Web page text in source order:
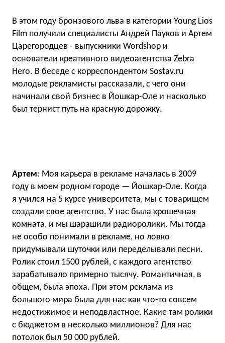
В этом году бронзового льва в категории Young Lios
Film получили специалисты Андрей Пауков и Артем
Царегородцев - выпускники Wordshop и
основатели креативного видеоагентства Zebra
Hero. В беседе с корреспондентом Sostav.ru
молодые рекламисты рассказали, с чего они
начинали свой бизнес в Йошкар-Оле и насколько
был тернист путь на красную дорожку.
Артем: Моя карьера в рекламе началась в 2009
году в моем родном городе — Йошкар-Оле. Когда
я учился на 5 курсе университета, мы с товарищем
создали свое агентство. У нас была крошечная
комната, и мы шарашили радиоролики. Мы тогда
не особо понимали в рекламе, но ловко
придумывали шуточки или переделывали песни.
Ролик стоил 1500 рублей, с каждого агентство
зарабатывало примерно тысячу. Романтичная, в
общем, была эпоха. При этом реклама из
большого мира была для нас как что-то совсем
недостижимое и неподвластное. Какие там ролики
с бюджетом в несколько миллионов? Для нас
потолок был 50 000 рублей.